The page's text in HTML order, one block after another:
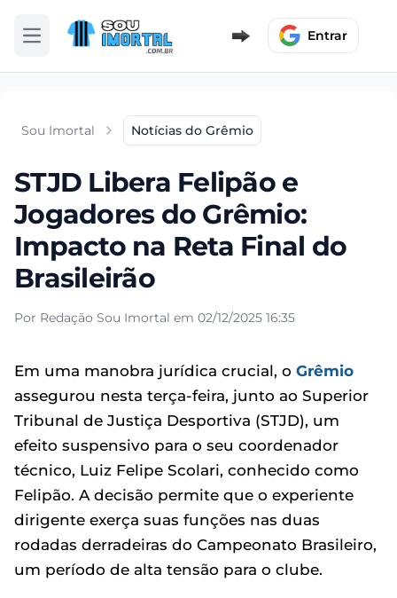
Abrir menu Entrar
Sou Imortal Notícias do Grêmio
STJD Libera Felipão e
Jogadores do Grêmio:
Impacto na Reta Final do
Brasileirão
Por Redação Sou Imortal em 02/12/2025 16:35
Em uma manobra jurídica crucial, o Grêmio
assegurou nesta terça-feira, junto ao Superior
Tribunal de Justiça Desportiva (STJD), um
efeito suspensivo para o seu coordenador
técnico, Luiz Felipe Scolari, conhecido como
Felipão. A decisão permite que o experiente
dirigente exerça suas funções nas duas
rodadas derradeiras do Campeonato Brasileiro,
um período de alta tensão para o clube.